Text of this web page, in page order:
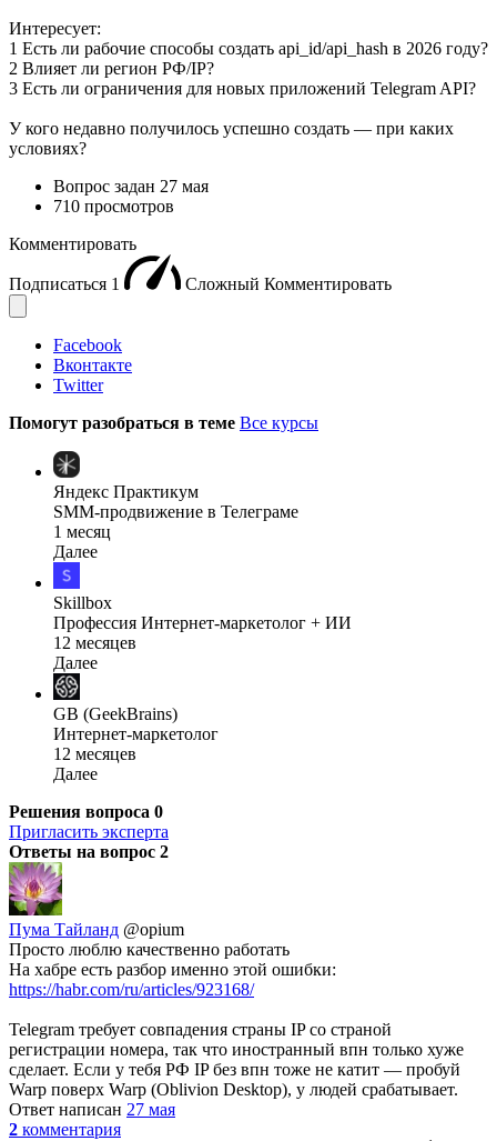
Интересует:
1 Есть ли рабочие способы создать api_id/api_hash в 2026 году?
2 Влияет ли регион РФ/IP?
3 Есть ли ограничения для новых приложений Telegram API?
У кого недавно получилось успешно создать — при каких
условиях?
Вопрос задан 27 мая
710 просмотров
Комментировать
Подписаться 1 Сложный Комментировать
Facebook
Вконтакте
Twitter
Помогут разобраться в теме Все курсы
Яндекс Практикум
SMM-продвижение в Телеграме
1 месяц
Далее
Skillbox
Профессия Интернет-маркетолог + ИИ
12 месяцев
Далее
GB (GeekBrains)
Интернет-маркетолог
12 месяцев
Далее
Решения вопроса 0
Пригласить эксперта
Ответы на вопрос 2
Пума Тайланд @opium
Просто люблю качественно работать
На хабре есть разбор именно этой ошибки:
https://habr.com/ru/articles/923168/
Telegram требует совпадения страны IP со страной
регистрации номера, так что иностранный впн только хуже
сделает. Если у тебя РФ IP без впн тоже не катит — пробуй
Warp поверх Warp (Oblivion Desktop), у людей срабатывает.
Ответ написан 27 мая
2 комментария